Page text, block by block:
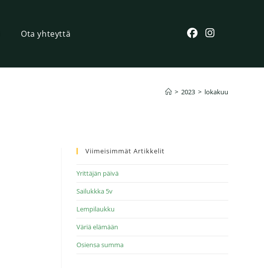
Ota yhteyttä
> 2023 > lokakuu
Viimeisimmät Artikkelit
Yrittäjän päivä
Sailukkka 5v
Lempilaukku
Väriä elämään
Osiensa summa